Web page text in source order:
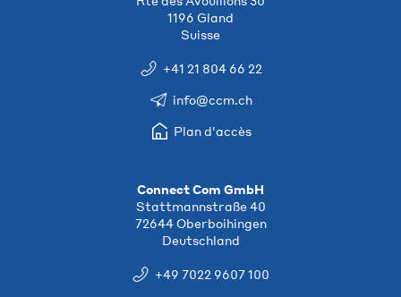
1196 Gland
Suisse
+41 21 804 66 22
info@ccm.ch
Plan d'accès
Connect Com GmbH
Stattmannstraße 40
72644 Oberboihingen
Deutschland
+49 7022 9607 100